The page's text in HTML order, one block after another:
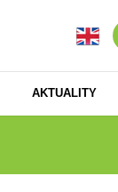
AKTUALITY